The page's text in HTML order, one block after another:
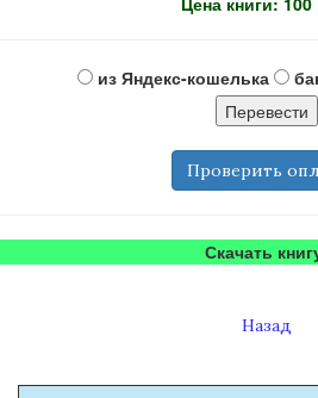
из Яндекс-кошелька
Проверить
Скачать
Назад